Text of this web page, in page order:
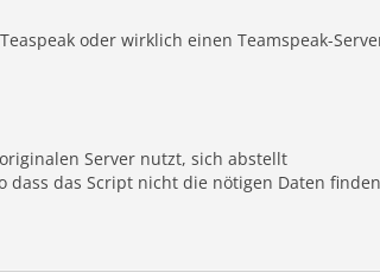
oder wirklich einen Teamspeak-
Server nutzt, sich abstellt
dass das Script nicht die nötigen Daten